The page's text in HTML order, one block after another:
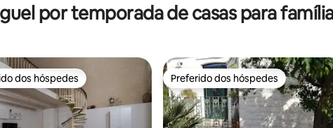
por temporada de casas para
preferidos dos hóspedes
dos hóspedes Preferido dos hóspedes
Preferido dos hóspedes